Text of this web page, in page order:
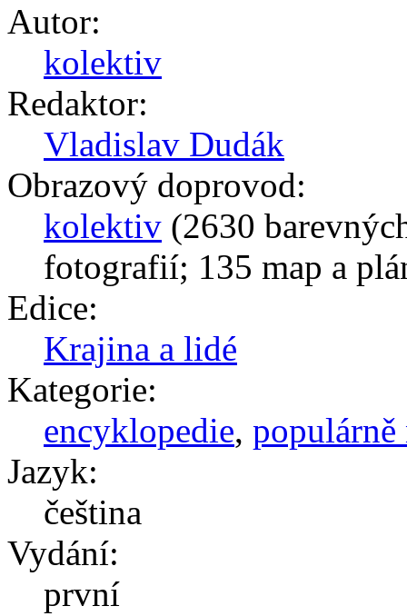
Autor:
kolektiv
Redaktor:
Vladislav Dudák
Obrazový doprovod:
kolektiv (2630
fotografií; 135 map a
Edice:
Krajina a lidé
Kategorie:
encyklopedie, populárně
Jazyk:
čeština
Vydání:
první